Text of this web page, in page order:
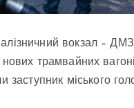
вокзал –
нових трамвайних
міського